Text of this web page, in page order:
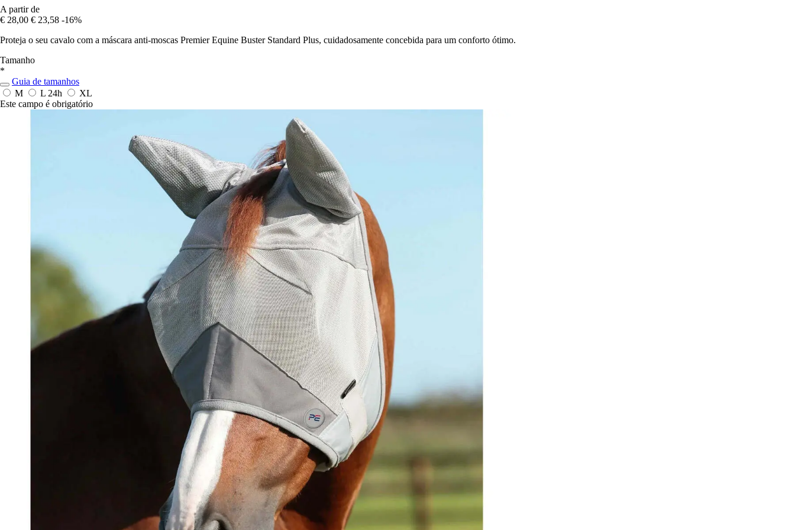
A partir de
€ 28,00 € 23,58 -16%
Proteja o seu cavalo com a máscara anti-moscas Premier Equine Buster Standard Plus, cuidadosamente concebida para um conforto ótimo.
Tamanho
*
Guia de tamanhos
M
L 24h
XL
Este campo é obrigatório